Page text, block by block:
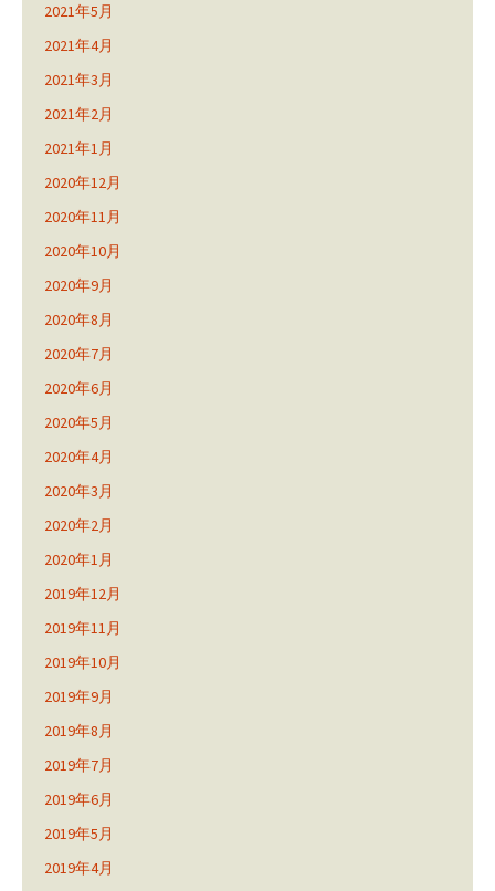
2021年5月
2021年4月
2021年3月
2021年2月
2021年1月
2020年12月
2020年11月
2020年10月
2020年9月
2020年8月
2020年7月
2020年6月
2020年5月
2020年4月
2020年3月
2020年2月
2020年1月
2019年12月
2019年11月
2019年10月
2019年9月
2019年8月
2019年7月
2019年6月
2019年5月
2019年4月